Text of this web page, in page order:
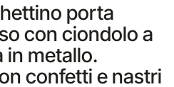
porta
con ciondolo a
in metallo.
confetti e nastri